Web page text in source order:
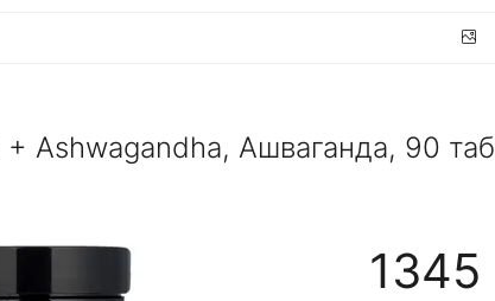
Ashwagandha, Ашваганда, 90
1345